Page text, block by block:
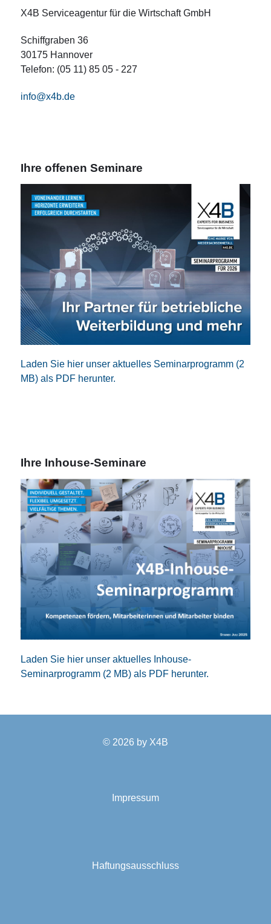
X4B Serviceagentur für die Wirtschaft GmbH
Schiffgraben 36
30175 Hannover
Telefon: (05 11) 85 05 - 227
info@x4b.de
Ihre offenen Seminare
Laden Sie hier unser aktuelles Seminarprogramm (2
MB) als PDF herunter.
Ihre Inhouse-Seminare
Laden Sie hier unser aktuelles Inhouse-
Seminarprogramm (2 MB) als PDF herunter.
© 2026 by X4B
Impressum
Haftungsausschluss